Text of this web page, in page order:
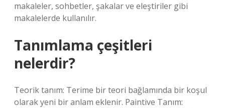
makaleler, sohbetler, şakalar ve eleştiriler gibi
makalelerde kullanılır.
Tanımlama çeşitleri
nelerdir?
Teorik tanım: Terime bir teori bağlamında bir koşul
olarak yeni bir anlam eklenir. Paintive Tanım: